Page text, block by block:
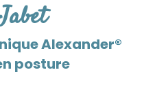
Alexander®
posture